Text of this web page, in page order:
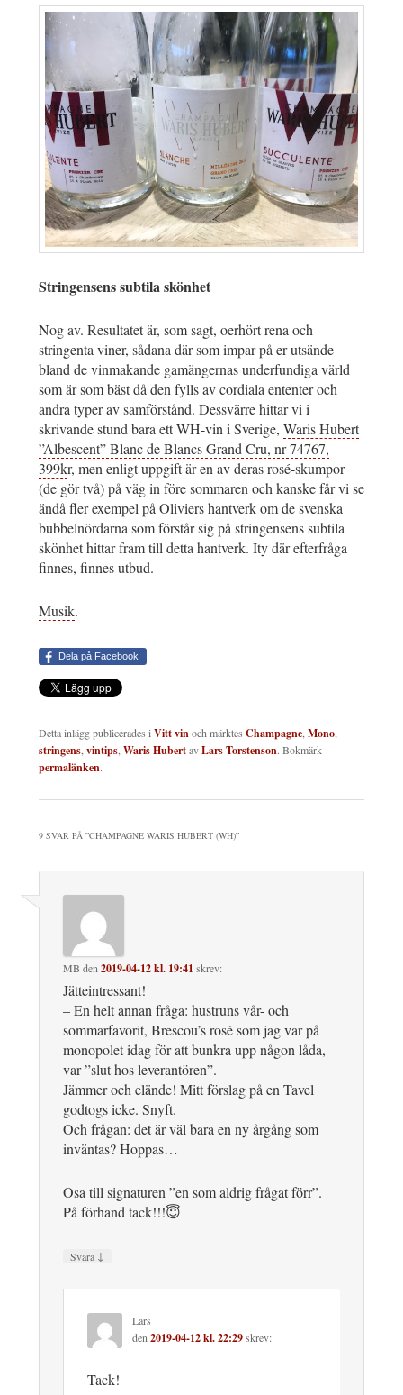
Stringensens subtila skönhet
Nog av. Resultatet är, som sagt, oerhört rena och
stringenta viner, sådana där som impar på er utsände
bland de vinmakande gamängernas underfundiga värld
som är som bäst då den fylls av cordiala ententer och
andra typer av samförstånd. Dessvärre hittar vi i
skrivande stund bara ett WH-vin i Sverige, Waris Hubert
”Albescent” Blanc de Blancs Grand Cru, nr 74767,
399kr, men enligt uppgift är en av deras rosé-skumpor
(de gör två) på väg in före sommaren och kanske får vi se
ändå fler exempel på Oliviers hantverk om de svenska
bubbelnördarna som förstår sig på stringensens subtila
skönhet hittar fram till detta hantverk. Ity där efterfråga
finnes, finnes utbud.
Musik.
Dela på Facebook
Detta inlägg publicerades iVitt vinoch märktes Champagne,Mono,
stringens,vintips,Waris HubertavLars Torstenson. Bokmärk
permalänken.
9 SVAR PÅ ”CHAMPAGNE WARIS HUBERT (WH)”
MB den2019-04-12 kl. 19:41 skrev:
Jätteintressant!
– En helt annan fråga: hustruns vår- och
sommarfavorit, Brescou’s rosé som jag var på
monopolet idag för att bunkra upp någon låda,
var ”slut hos leverantören”.
Jämmer och elände! Mitt förslag på en Tavel
godtogs icke. Snyft.
Och frågan: det är väl bara en ny årgång som
inväntas? Hoppas…
Osa till signaturen ”en som aldrig frågat förr”.
På förhand tack!!!😇
Svara ↓
Lars
den2019-04-12 kl. 22:29skrev:
Tack!